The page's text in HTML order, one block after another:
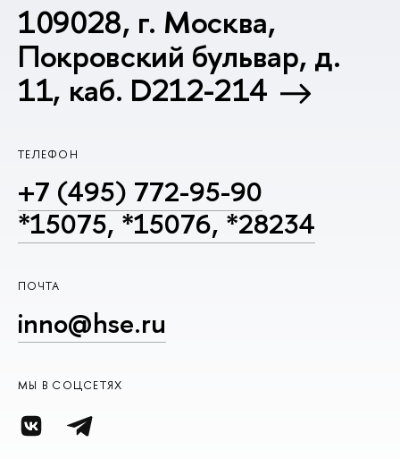
109028, г. Москва,
Покровский бульвар, д.
11, каб. D212-214
ТЕЛЕФОН
+7 (495) 772-95-90
*15075, *15076, *28234
ПОЧТА
inno@hse.ru
МЫ В СОЦСЕТЯХ